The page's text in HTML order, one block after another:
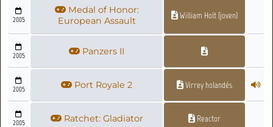
2005
Medal of Honor:
European Assault
William Holt (joven)
2005 Panzers II
2005 Port Royale 2 Virrey holandés
2005 Ratchet: Gladiator Reactor